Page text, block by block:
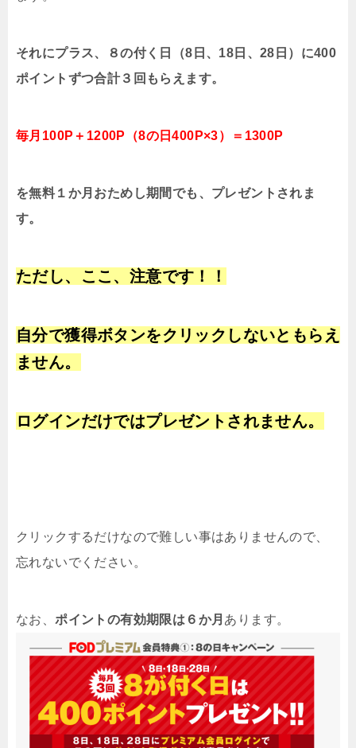
それにプラス、８の付く日（8日、18日、28日）に400
ポイントずつ合計３回もらえます。
毎月100P＋1200P（8の日400P×3）＝1300P
を無料１か月おためし期間でも、プレゼントされま
す。
ただし、ここ、注意です！！
自分で獲得ボタンをクリックしないともらえ
ません。
ログインだけではプレゼントされません。
クリックするだけなので難しい事はありませんので、
忘れないでください。
なお、ポイントの有効期限は６か月 あります。